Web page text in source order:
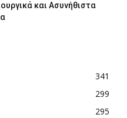
και Ασυνήθιστα
341
299
295